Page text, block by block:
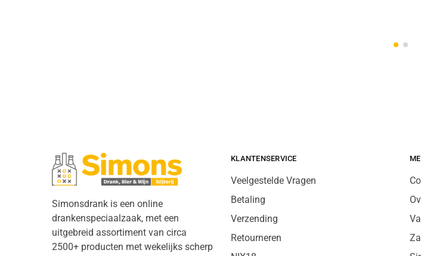
Simonsdrank is een online
drankenspeciaalzaak, met een
uitgebreid assortiment van circa
2500+ producten met wekelijks scherp
KLANTENSERVICE
Veelgestelde Vragen
Betaling
Verzending
Retourneren